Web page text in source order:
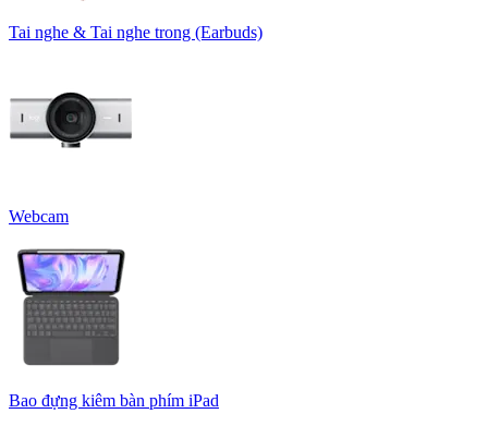
Tai nghe & Tai nghe trong (Earbuds)
Webcam
Bao đựng kiêm bàn phím iPad